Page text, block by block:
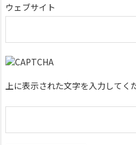
ウェブサイト
上に表示された文字を入力してく